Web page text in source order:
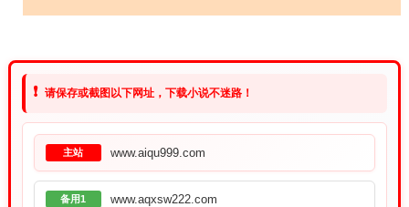
❗ 请保存或截图以下网址，下载小说不迷路！
主站 www.aiqu999.com
备用1 www.aqxsw222.com